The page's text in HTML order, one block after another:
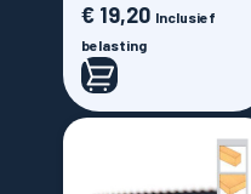
Prijs
€ 19,20 Inclusief
belasting